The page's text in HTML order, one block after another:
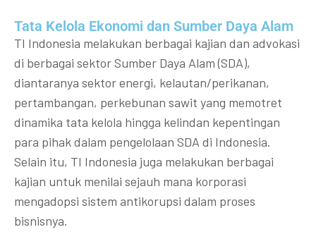
Tata Kelola Ekonomi dan Sumber Daya Alam
TI Indonesia melakukan berbagai kajian dan advokasi
di berbagai sektor Sumber Daya Alam (SDA),
diantaranya sektor energi, kelautan/perikanan,
pertambangan, perkebunan sawit yang memotret
dinamika tata kelola hingga kelindan kepentingan
para pihak dalam pengelolaan SDA di Indonesia.
Selain itu, TI Indonesia juga melakukan berbagai
kajian untuk menilai sejauh mana korporasi
mengadopsi sistem antikorupsi dalam proses
bisnisnya.